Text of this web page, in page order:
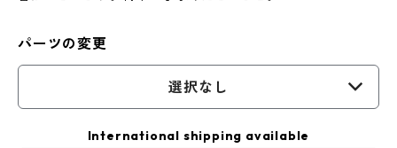
パーツの変更
選択なし
International shipping available